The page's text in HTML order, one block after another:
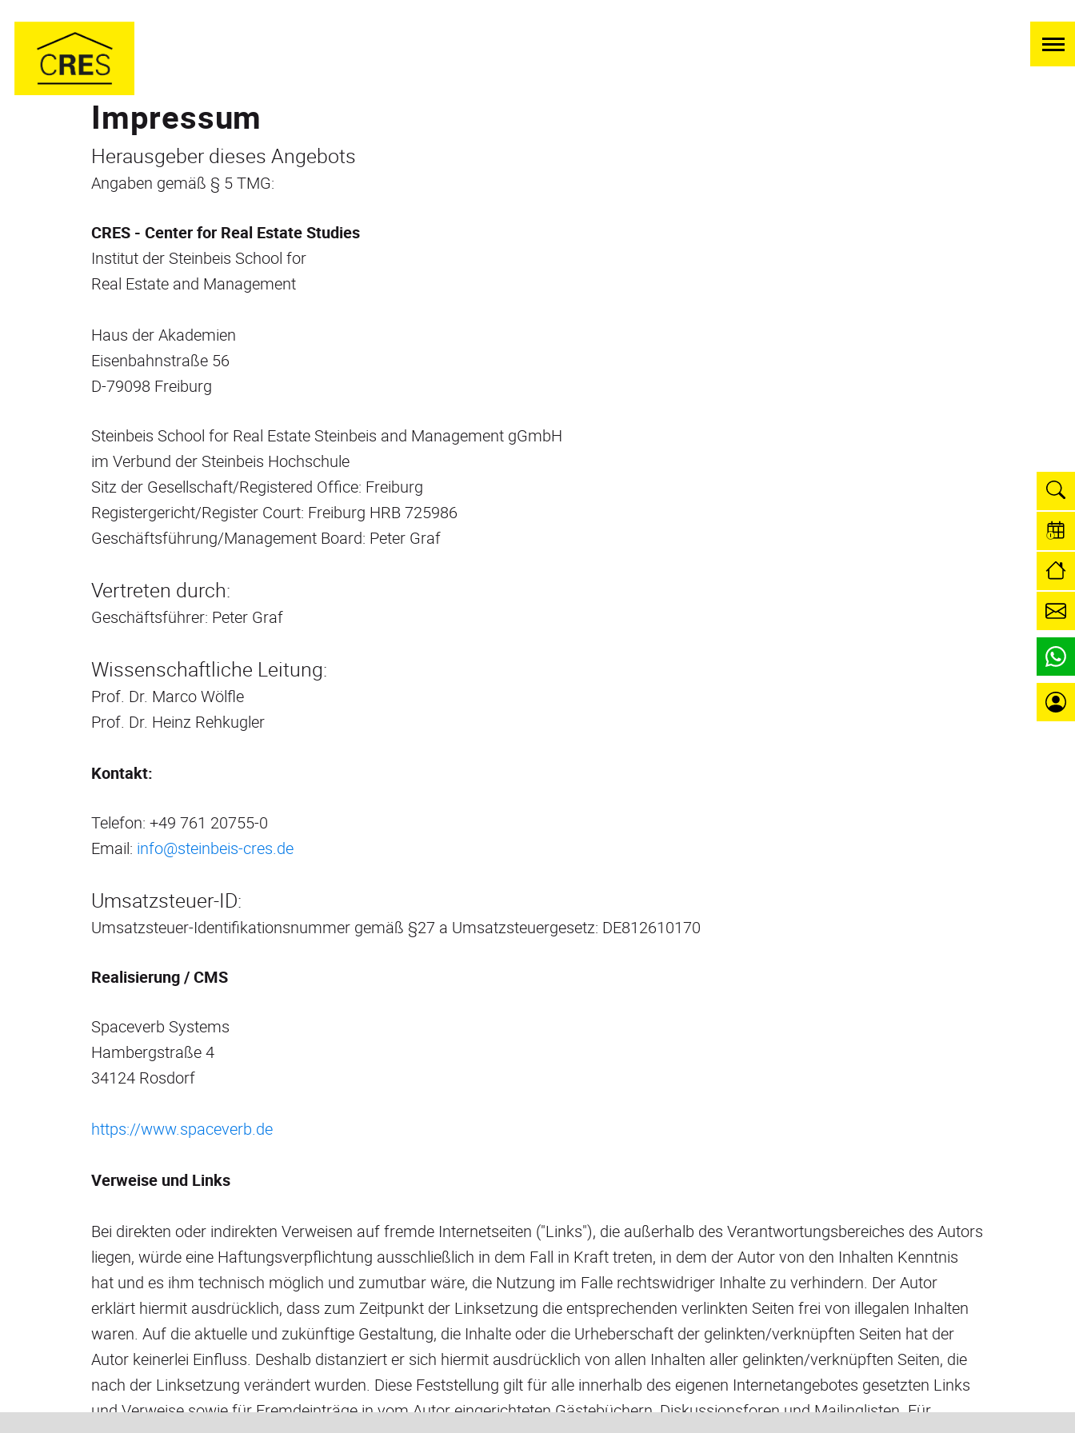
Impressum
Herausgeber dieses Angebots
Angaben gemäß § 5 TMG:
CRES - Center for Real Estate Studies
Institut der Steinbeis School for
Real Estate and Management
Haus der Akademien
Eisenbahnstraße 56
D-79098 Freiburg
Steinbeis School for Real Estate Steinbeis and Management gGmbH
im Verbund der Steinbeis Hochschule
Sitz der Gesellschaft/Registered Office: Freiburg
Registergericht/Register Court: Freiburg HRB 725986
Geschäftsführung/Management Board: Peter Graf
Vertreten durch:
Geschäftsführer: Peter Graf
Wissenschaftliche Leitung:
Prof. Dr. Marco Wölfle
Prof. Dr. Heinz Rehkugler
Kontakt:
Telefon: +49 761 20755-0
Email: info@steinbeis-cres.de
Umsatzsteuer-ID:
Umsatzsteuer-Identifikationsnummer gemäß §27 a Umsatzsteuergesetz: DE812610170
Realisierung / CMS
Spaceverb Systems
Hambergstraße 4
34124 Rosdorf
https://www.spaceverb.de
Verweise und Links
Bei direkten oder indirekten Verweisen auf fremde Internetseiten ("Links"), die außerhalb des Verantwortungsbereiches des Autors
liegen, würde eine Haftungsverpflichtung ausschließlich in dem Fall in Kraft treten, in dem der Autor von den Inhalten Kenntnis
hat und es ihm technisch möglich und zumutbar wäre, die Nutzung im Falle rechtswidriger Inhalte zu verhindern. Der Autor
erklärt hiermit ausdrücklich, dass zum Zeitpunkt der Linksetzung die entsprechenden verlinkten Seiten frei von illegalen Inhalten
waren. Auf die aktuelle und zukünftige Gestaltung, die Inhalte oder die Urheberschaft der gelinkten/verknüpften Seiten hat der
Autor keinerlei Einfluss. Deshalb distanziert er sich hiermit ausdrücklich von allen Inhalten aller gelinkten/verknüpften Seiten, die
nach der Linksetzung verändert wurden. Diese Feststellung gilt für alle innerhalb des eigenen Internetangebotes gesetzten Links
und Verweise sowie für Fremdeinträge in vom Autor eingerichteten Gästebüchern, Diskussionsforen und Mailinglisten. Für